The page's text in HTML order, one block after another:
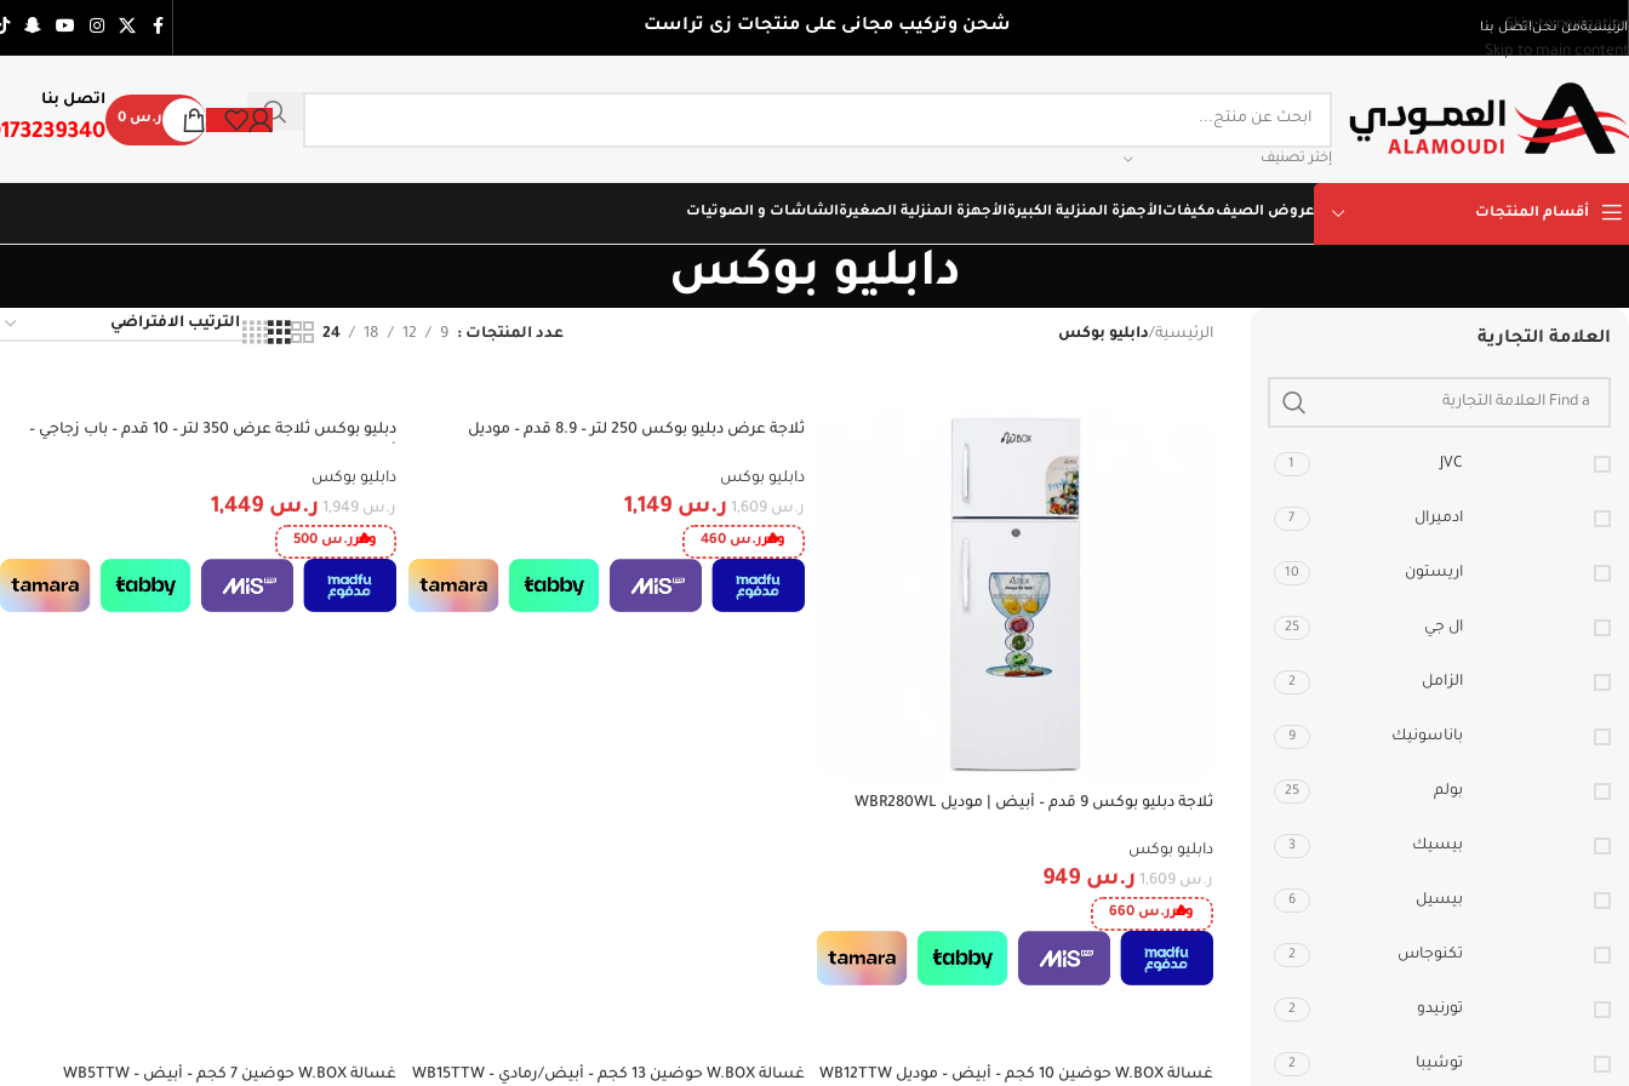
Skip to navigation
Skip to main content
الرئيسيةمن نحناتصل بنا شحن وتركيب مجانى على منتجات زى تراست
إختر تصنيف
ر.س
اتصل بنا
أقسام المنتجات عروض الصيفمكيفاتالأجهزة المنزلية الكبيرةالأجهزة المنزلية الصغيرةالشاشات و الصوتيات
دابليو بوكس
العلامة التجارية
JVC
1
ادميرال 7
اريستون 10
ال جي 25
الزامل 2
باناسونيك 9
بولم 25
بيسيك 3
بيسيل 6
تكنوجاس 2
تورنيدو 2
توشيبا 2
الرئيسية/دابليو بوكس عدد المنتجات 9
12
18
24
-41%
ثلاجة دبليو بوكس 9 قدم – أبيض | موديل WBR280WL
دابليو بوكس
ر.س 1,609 ر.س 949
وفرر.س
-29%
ثلاجة عرض دبليو بوكس 250 لتر – 8.9 قدم – موديل
دابليو بوكس
ر.س 1,609 ر.س 1,149
وفرر.س
-26%
دبليو بوكس ثلاجة عرض 350 لتر – 10 قدم – باب زجاجي –
دابليو بوكس
ر.س 1,949 ر.س 1,449
وفرر.س
-35%
غسالة W.BOX حوضين 10 كجم – أبيض – موديل WB12TTW
-45%
غسالة W.BOX حوضين 13 كجم – أبيض/رمادي – WB15TTW -36%
غسالة W.BOX حوضين 7 كجم – أبيض – WB5TTW